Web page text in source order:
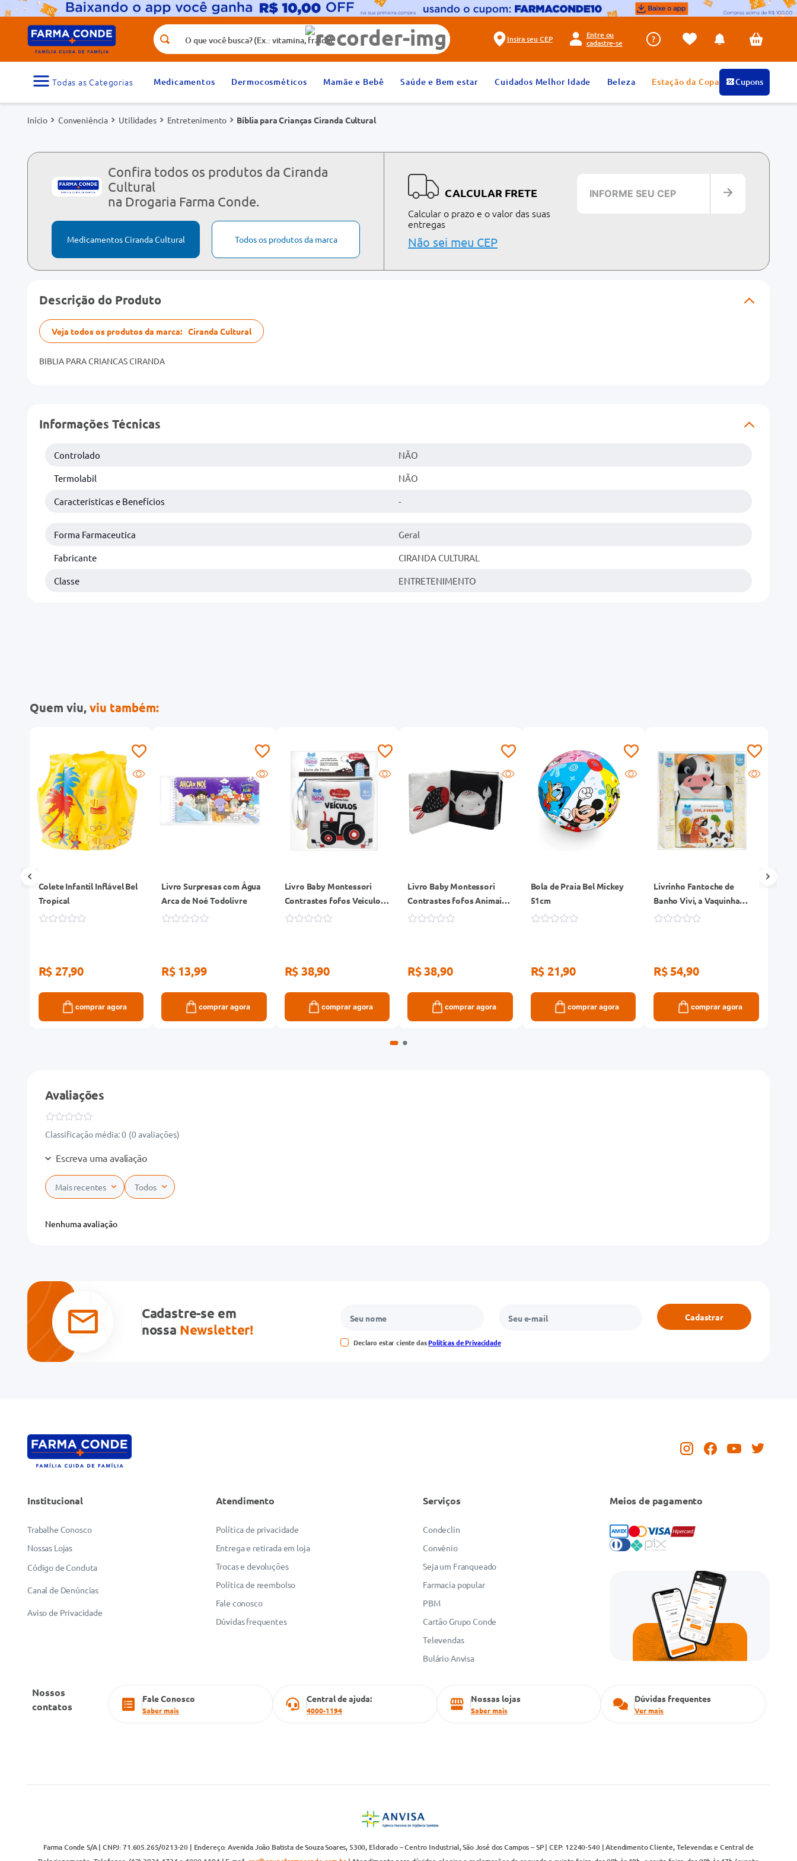
O que você busca? (Ex.: vitamina, fralda)
Insira seu CEP
Entre ou
cadastre-se
Medicamentos Dermocosméticos Mamãe e Bebê Saúde e Bem estar Cuidados Melhor Idade Beleza Estação da Copa Cupons
Conveniência Utilidades Entretenimento Bíblia para Crianças Ciranda Cultural
Confira todos os produtos da Ciranda
Cultural
na Drogaria Farma Conde.
Medicamentos Ciranda Cultural Todos os produtos da marca
CALCULAR FRETE
Calcular o prazo e o valor das suas
entregas
Não sei meu CEP
Descrição do Produto
Veja todos os produtos da marca: Ciranda Cultural
BIBLIA PARA CRIANCAS CIRANDA
Informações Técnicas
Controlado NÃO
Termolabil NÃO
Caracteristicas e Benefícios -
Forma Farmaceutica Geral
Fabricante CIRANDA CULTURAL
Classe ENTRETENIMENTO
Quem viu,viu também:
Colete Infantil Inflável Bel
Tropical
R$ 27,90
comprar agora
Livro Surpresas com Água
Arca de Noé Todolivre
R$ 13,99
comprar agora
Livro Baby Montessori
Contrastes fofos Veículos
Todolivro
R$ 38,90
comprar agora
Livro Baby Montessori
Contrastes fofos Animais
Marinhos Todolivro
R$ 38,90
comprar agora
Bola de Praia Bel Mickey
51cm
R$ 21,90
comprar agora
Livrinho Fantoche de
Banho Vivi, a Vaquinha
Todolivro
R$ 54,90
comprar agora
Avaliações
Classificação média: 0 (0 avaliações)
Escreva uma avaliação
Adicionar avaliação
Avalie o produto de 1 a 5 estrelas
★★★
Seu nome
Mais recentes Todos
Nenhuma avaliação
Cadastre-se em
nossa Newsletter!
Declaro estar ciente dasPolíticas de Privacidade
Cadastrar
Institucional
Trabalhe Conosco
Nossas Lojas
Código de Conduta
Canal de Denúncias
Aviso de Privacidade
Atendimento
Política de privacidade
Entrega e retirada em loja
Trocas e devoluções
Política de reembolso
Fale conosco
Dúvidas frequentes
Serviços
Condeclin
Convênio
Seja um Franqueado
Farmacia popular
PBM
Cartão Grupo Conde
Televendas
Bulário Anvisa
Meios de pagamento
Nossos
contatos
Fale Conosco
Saber mais
Central de ajuda:
4000-1194
Nossas lojas
Saber mais
Dúvidas frequentes
Ver mais
Farma Conde S/A | CNPJ: 71.605.265/0213-20 | Endereço: Avenida João Batista de Souza Soares, 5300, Eldorado – Centro Industrial, São José dos Campos – SP | CEP: 12240-540 | Atendimento Cliente, Televendas e Central de
Termos mais buscados
1
medicamento 2º
fralda
5º dipirona 6º
absorvente